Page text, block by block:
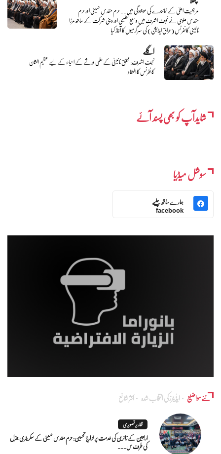
مرجعیت اعلیٰ کے نمائندے کی موجودگی میں.. حرم مقدس حسینی اور حرم
مقدس علوی نے نجف اشرف میں وسیع تعلیمی اور دینی شرکت کے ساتھ مرزا
نائینی کانفرنس (عراق ایڈیشن) کی سرگرمیوں کا آغاز کیا
اگلے
نجف اشرف: محقق نائینیؒ کے علمی ورثے کے احیاء کے لیے عظیم الشان
کانفرنس کا انعقاد
شایدآپ کو بھی پسند آئے
سوشل میڈیا
ہمارے ساتھ چلیے
facebook
نئے مواضیع ایڈٰیٹرز کی انتخاب شدہ اکثر شائع
تقاریر تصویری
اربعین کے زائرین کی خدمت پر خراجِ تحسین: حرم مقدس حسینی کے سکریٹری جنرل
کی طرف س...